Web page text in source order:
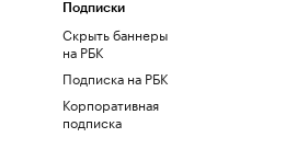
Подписки
Скрыть баннеры
на РБК
Подписка на РБК
Корпоративная
подписка